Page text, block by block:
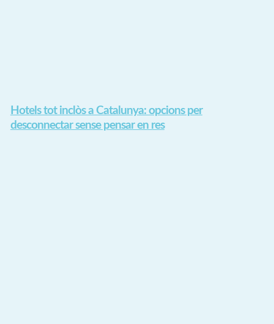
Hotels tot inclòs a Catalunya: opcions per
desconnectar sense pensar en res